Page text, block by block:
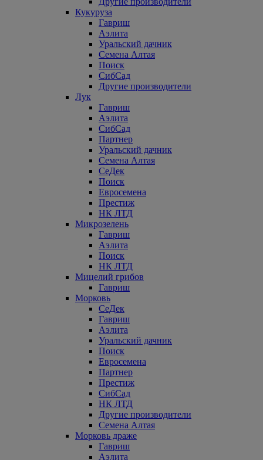
Кукуруза
Гавриш
Аэлита
Уральский дачник
Семена Алтая
Поиск
СибСад
Другие производители
Лук
Гавриш
Аэлита
СибСад
Партнер
Уральский дачник
Семена Алтая
СеДек
Поиск
Евросемена
Престиж
НК ЛТД
Микрозелень
Гавриш
Аэлита
Поиск
НК ЛТД
Мицелий грибов
Гавриш
Морковь
СеДек
Гавриш
Аэлита
Уральский дачник
Поиск
Евросемена
Партнер
Престиж
СибСад
НК ЛТД
Другие производители
Семена Алтая
Морковь драже
Гавриш
Аэлита